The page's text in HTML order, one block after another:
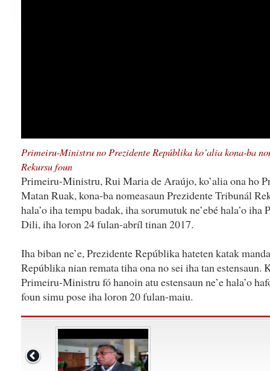
Primeiru-Ministru no Prezidente Repúblika ko’alia kona-ba
Rekursu foun
Primeiru-Ministru, Rui Maria de Araújo, ko’alia ona ho
Matan Ruak, kona-ba nomeasaun Prezidente Tribunál
hala’o iha tempu badak, iha sorumutuk ne’ebé hala’o iha
Dili, iha loron 24 fulan-abríl tinan 2017.
Iha biban ne’e, Prezidente Repúblika hateten katak
Repúblika nian remata tiha ona no sei iha tan estensaun.
Primeiru-Ministru fó hanoin atu estensaun ne’e hala’o
foun simu pose iha loron 20 fulan-maiu.